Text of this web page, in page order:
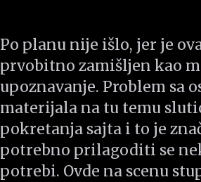
Po planu nije išlo, jer je
prvobitno zamišljen kao
upoznavanje. Problem sa
materijala na tu temu
pokretanja sajta i to je
potrebno prilagoditi se
potrebi. Ovde na scenu